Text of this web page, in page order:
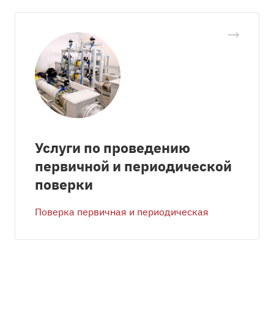
Услуги по проведению
первичной и периодической
поверки
Поверка первичная и периодическая